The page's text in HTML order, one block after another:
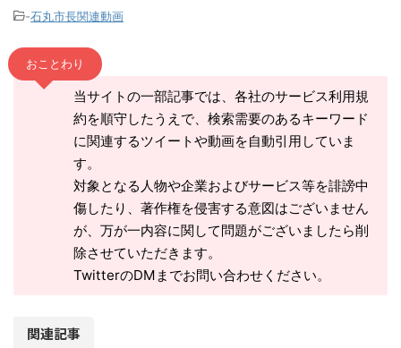
-石丸市長関連動画
おことわり
当サイトの一部記事では、各社のサービス利用規
約を順守したうえで、検索需要のあるキーワード
に関連するツイートや動画を自動引用していま
す。
対象となる人物や企業およびサービス等を誹謗中
傷したり、著作権を侵害する意図はございません
が、万が一内容に関して問題がございましたら削
除させていただきます。
TwitterのDMまでお問い合わせください。
関連記事